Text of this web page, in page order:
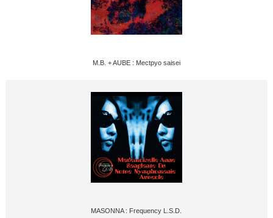
M.B. + AUBE : Mectpyo saisei
MASONNA : Frequency L.S.D.